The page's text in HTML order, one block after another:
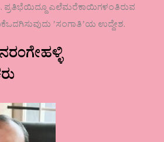
ಪ್ರತಿಭೆಯಿದ್ದೂ ಎಲೆಮರೆಕಾಯಿಗಳಂತಿರುವ
ʼಸಂಗಾತಿʼಯ ಉದ್ದೇಶ.